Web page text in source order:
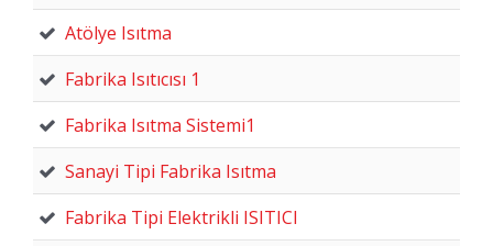
Atölye Isıtma
Fabrika Isıtıcısı 1
Fabrika Isıtma Sistemi1
Sanayi Tipi Fabrika Isıtma
Fabrika Tipi Elektrikli ISITICI